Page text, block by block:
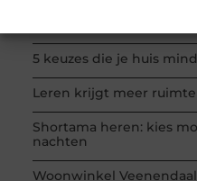
De juiste rechthoekige
5 keuzes die je huis
Leren krijgt meer
Shortama heren: kies
nachten
Woonwinkel